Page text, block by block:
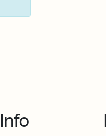
Info